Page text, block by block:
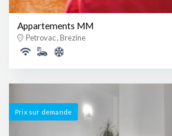
Appartements MM
Petrovac , Brezine
Prix ​​sur demande